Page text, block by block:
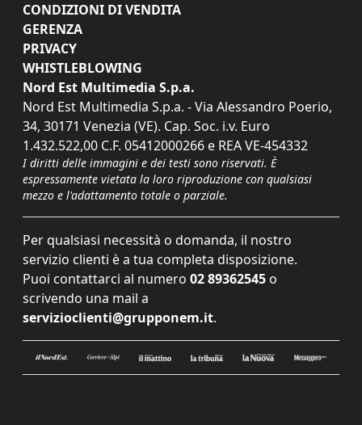
CONDIZIONI DI VENDITA
GERENZA
PRIVACY
WHISTLEBLOWING
Nord Est Multimedia S.p.a.
Nord Est Multimedia S.p.a. - Via Alessandro Poerio,
34, 30171 Venezia (VE). Cap. Soc. i.v. Euro
1.432.522,00 C.F. 05412000266 e REA VE-454332
I diritti delle immagini e dei testi sono riservati. È
espressamente vietata la loro riproduzione con qualsiasi
mezzo e l'adattamento totale o parziale.
Per qualsiasi necessità o domanda, il nostro
servizio clienti è a tua completa disposizione.
Puoi contattarci al numero 02 89362545 o
scrivendo una mail a
servizioclienti@grupponem.it.